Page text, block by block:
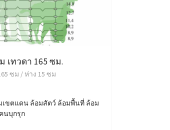
เทวดา 165 ซม.
ซม / ห่าง 15 ซม
เขตแดน ล้อมสัตว์ ล้อมพื้นที่ ล้อม
นบุกรุก